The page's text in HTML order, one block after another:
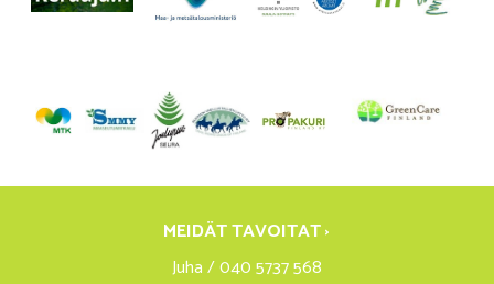
MEIDÄT TAVOITAT ›
Juha / 040 5737 568